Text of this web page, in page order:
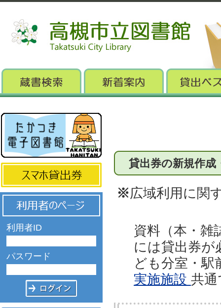
利用者ID
パスワード
貸出券の新規作成
※広域利用に関
資料（本・雑
には貸出券が
ども分室・駅
実施施設 共